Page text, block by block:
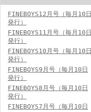
FINEBOYS2024年7月号
FINEBOYS12月号（毎月10日
発行）
FINEBOYS11月号（毎月10日
発行）
FINEBOYS10月号（毎月10日
発行）
FINEBOYS9月号（毎月10日
発行）
FINEBOYS8月号（毎月10日
発行）
FINEBOYS7月号（毎月10日